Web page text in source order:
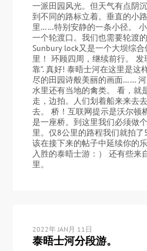
一派田园风光。但天气有点阴
到不同的路标立着。垂直的小
里……特别安静的一条小径。 小
一个轮渡口。我们也需要轮渡
Sunbury lock又是一个大坝综
里！ 环顾四周，继续前行。 发
靠”. 真好! 泰晤士河在这里是这
尽的田园诗般美丽的画面…… 河
水里还有当地的禽类。 看，就
走，边拍。人们划着船来来去
去。 桥！互联网提示是沃尔顿
是一座桥。到这里我们必须做
里。仅8公里的路程我们就拍
该在接下来的帖子中延续你的
入胜的泰晤士游：） 还有些来
里。
2022年 JAN月 11日
泰晤士河分段游。